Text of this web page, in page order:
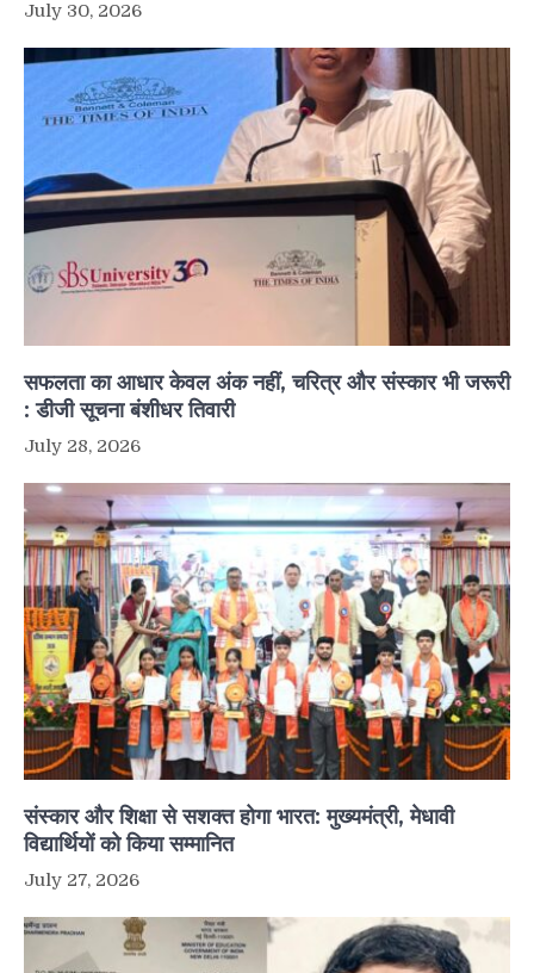
July 30, 2026
सफलता का आधार केवल अंक नहीं, चरित्र और संस्कार भी जरूरी
: डीजी सूचना बंशीधर तिवारी
July 28, 2026
संस्कार और शिक्षा से सशक्त होगा भारत: मुख्यमंत्री, मेधावी
विद्यार्थियों को किया सम्मानित
July 27, 2026